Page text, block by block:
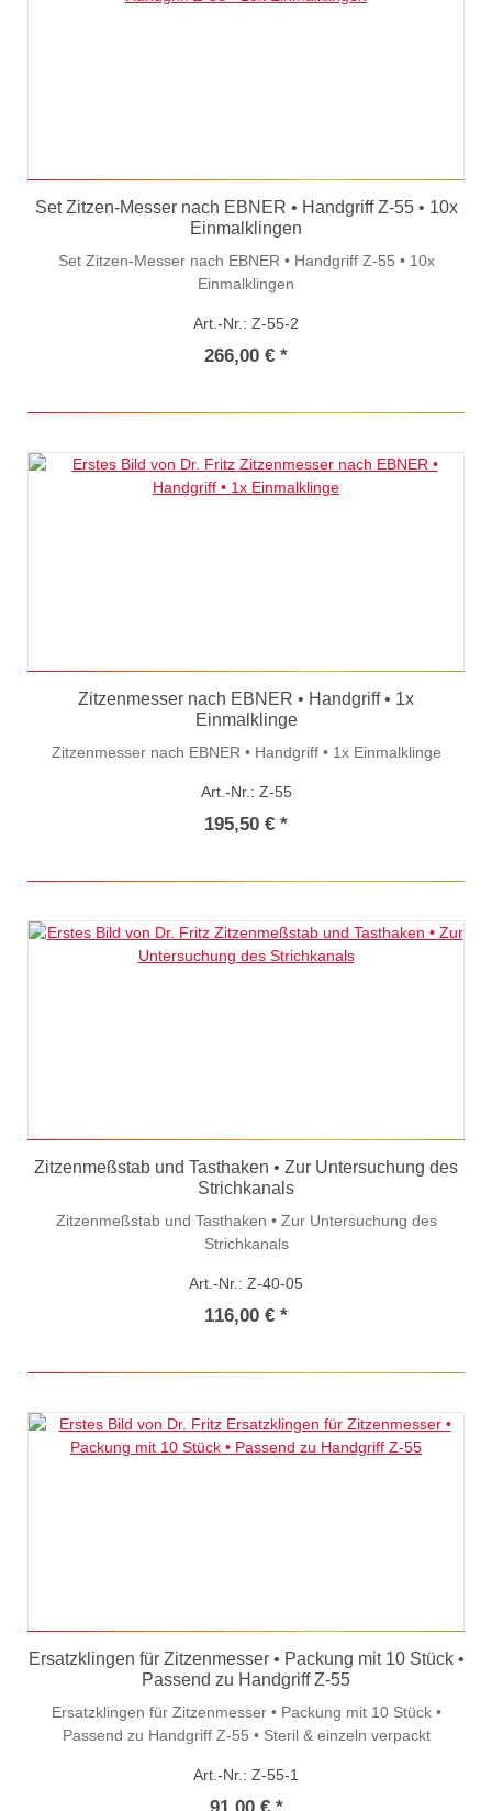
Set Zitzen-Messer nach EBNER • Handgriff Z-55 • 10x
Einmalklingen
Set Zitzen-Messer nach EBNER • Handgriff Z-55 • 10x
Einmalklingen
Art.-Nr.: Z-55-2
266,00 € *
Zitzenmesser nach EBNER • Handgriff • 1x
Einmalklinge
Zitzenmesser nach EBNER • Handgriff • 1x Einmalklinge
Art.-Nr.: Z-55
195,50 € *
Zitzenmeßstab und Tasthaken • Zur Untersuchung des
Strichkanals
Zitzenmeßstab und Tasthaken • Zur Untersuchung des
Strichkanals
Art.-Nr.: Z-40-05
116,00 € *
Ersatzklingen für Zitzenmesser • Packung mit 10 Stück •
Passend zu Handgriff Z-55
Ersatzklingen für Zitzenmesser • Packung mit 10 Stück •
Passend zu Handgriff Z-55 • Steril & einzeln verpackt
Art.-Nr.: Z-55-1